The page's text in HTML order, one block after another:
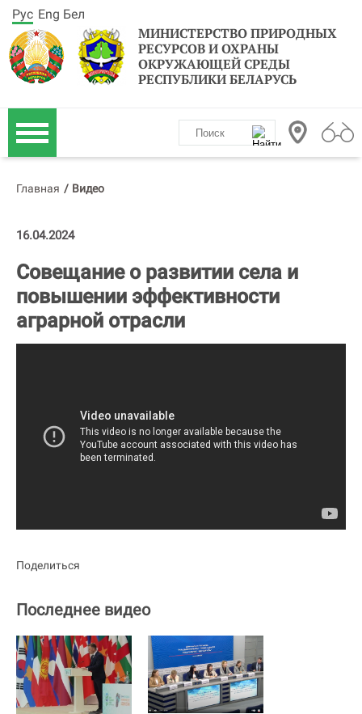
МИНИСТЕРСТВО ПРИРОДНЫХ
РЕСУРСОВ И ОХРАНЫ
ОКРУЖАЮЩЕЙ СРЕДЫ
РЕСПУБЛИКИ БЕЛАРУСЬ
Рус Eng Бел
Главная / Видео
16.04.2024
Совещание о развитии села и
повышении эффективности
аграрной отрасли
Поделиться
Последнее видео